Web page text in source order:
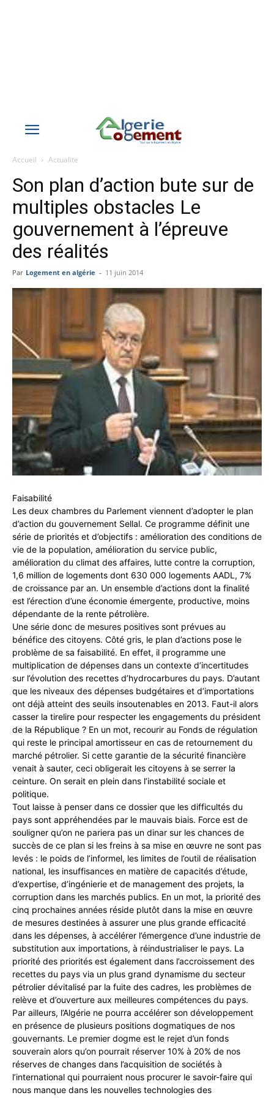
Accueil Actualite
Son plan d’action bute sur de
multiples obstacles Le
gouvernement à l’épreuve
des réalités
Par Logement en algérie - 11 juin 2014
Faisabilité
Les deux chambres du Parlement viennent d’adopter le plan
d’action du gouvernement Sellal. Ce programme définit une
série de priorités et d’objectifs : amélioration des conditions de
vie de la population, amélioration du service public,
amélioration du climat des affaires, lutte contre la corruption,
1,6 million de logements dont 630 000 logements AADL, 7%
de croissance par an. Un ensemble d’actions dont la finalité
est l’érection d’une économie émergente, productive, moins
dépendante de la rente pétrolière.
Une série donc de mesures positives sont prévues au
bénéfice des citoyens. Côté gris, le plan d’actions pose le
problème de sa faisabilité. En effet, il programme une
multiplication de dépenses dans un contexte d’incertitudes
sur l’évolution des recettes d’hydrocarbures du pays. D’autant
que les niveaux des dépenses budgétaires et d’importations
ont déjà atteint des seuils insoutenables en 2013. Faut-il alors
casser la tirelire pour respecter les engagements du président
de la République ? En un mot, recourir au Fonds de régulation
qui reste le principal amortisseur en cas de retournement du
marché pétrolier. Si cette garantie de la sécurité financière
venait à sauter, ceci obligerait les citoyens à se serrer la
ceinture. On serait en plein dans l’instabilité sociale et
politique.
Tout laisse à penser dans ce dossier que les difficultés du
pays sont appréhendées par le mauvais biais. Force est de
souligner qu’on ne pariera pas un dinar sur les chances de
succès de ce plan si les freins à sa mise en œuvre ne sont pas
levés : le poids de l’informel, les limites de l’outil de réalisation
national, les insuffisances en matière de capacités d’étude,
d’expertise, d’ingénierie et de management des projets, la
corruption dans les marchés publics. En un mot, la priorité des
cinq prochaines années réside plutôt dans la mise en œuvre
de mesures destinées à assurer une plus grande efficacité
dans les dépenses, à accélérer l’émergence d’une industrie de
substitution aux importations, à réindustrialiser le pays. La
priorité des priorités est également dans l’accroissement des
recettes du pays via un plus grand dynamisme du secteur
pétrolier dévitalisé par la fuite des cadres, les problèmes de
relève et d’ouverture aux meilleures compétences du pays.
Par ailleurs, l’Algérie ne pourra accélérer son développement
en présence de plusieurs positions dogmatiques de nos
gouvernants. Le premier dogme est le rejet d’un fonds
souverain alors qu’on pourrait réserver 10% à 20% de nos
réserves de changes dans l’acquisition de sociétés à
l’international qui pourraient nous procurer le savoir-faire qui
nous manque dans les nouvelles technologies des